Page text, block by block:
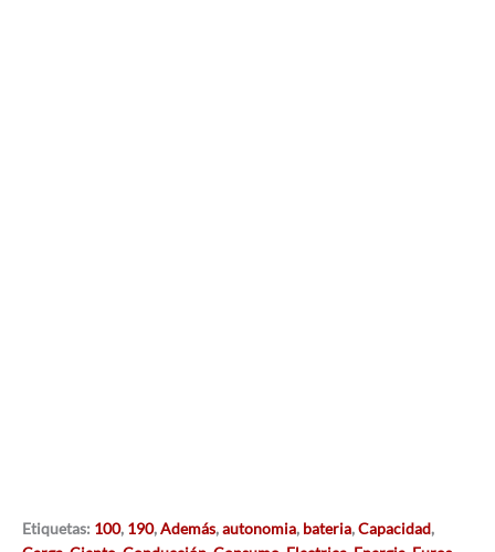
Etiquetas: 100, 190,Además,autonomia, bateria,Capacidad,